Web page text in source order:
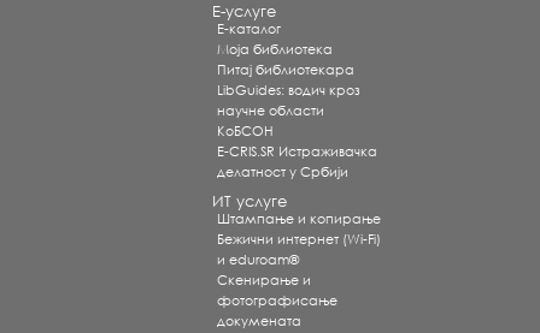
Е-услуге
Е-каталог
Моја библиотека
Питај библиотекара
LibGuides: водич кроз
научне области
КоБСОН
E-CRIS.SR Истраживачка
делатност у Србији
ИТ услуге
Штампање и копирање
Бежични интернет (Wi-Fi)
и eduroam®
Скенирање и
фотографисање
докумената